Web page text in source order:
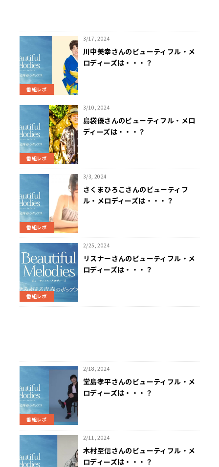
番組レポ
3/17, 2024
川中美幸さんのビューティフル・メ
ロディーズは・・・？
番組レポ
3/10, 2024
島袋優さんのビューティフル・メロ
ディーズは・・・？
番組レポ
3/3, 2024
さくまひろこさんのビューティフ
ル・メロディーズは・・・？
番組レポ
2/25, 2024
リスナーさんのビューティフル・メ
ロディーズは・・・？
番組レポ
2/18, 2024
堂島孝平さんのビューティフル・メ
ロディーズは・・・？
2/11, 2024
木村至信さんのビューティフル・メ
ロディーズは・・・？